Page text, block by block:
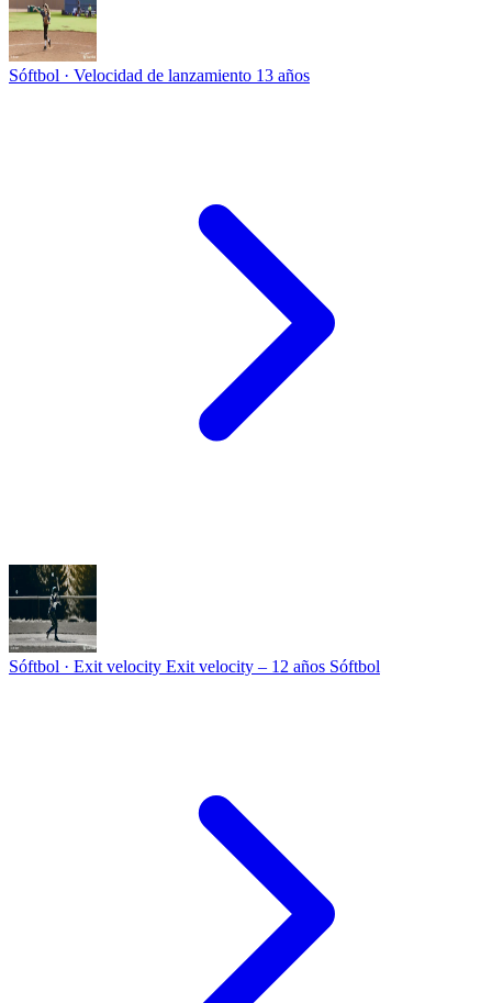
Sóftbol · Velocidad de lanzamiento 13 años
Sóftbol · Exit velocity Exit velocity – 12 años Sóftbol